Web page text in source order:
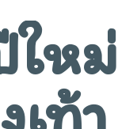
ใหม่
เท้า